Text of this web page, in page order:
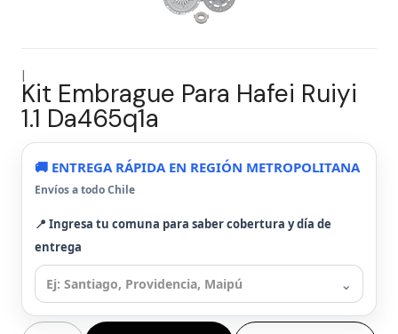
|
Kit Embrague Para Hafei Ruiyi
1.1 Da465q1a
🚚 ENTREGA RÁPIDA EN REGIÓN METROPOLITANA
Envíos a todo Chile
📍 Ingresa tu comuna para saber cobertura y día de
entrega
⌄